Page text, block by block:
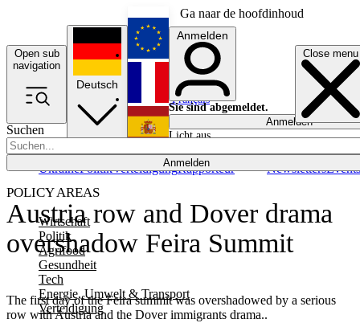
Ga naar de hoofdinhoud
Open sub
navigation
Close menu
Suchen
Anmelden
POLICY AREAS
Wirtschaft
Politik
Agrifood
Gesundheit
Tech
Energie, Umwelt & Transport
Verteidigung
UkrainePolitikVerteidigungRapporteur NewslettersEvents
Deutsch
English
Français
Anmelden
Sie sind abgemeldet.
Anmelden
Licht aus
Austria row and Dover drama
overshadow Feira Summit
The first day of the Feira summit was overshadowed by a serious
row with Austria and the Dover immigrants drama..